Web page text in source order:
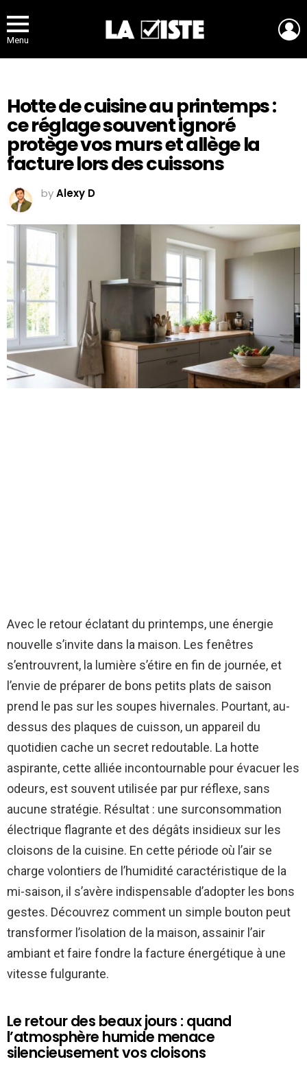
Menu
Hotte de cuisine au printemps :
ce réglage souvent ignoré
protège vos murs et allège la
facture lors des cuissons
byAlexy D
Avec le retour éclatant du printemps, une énergie
nouvelle s’invite dans la maison. Les fenêtres
s’entrouvrent, la lumière s’étire en fin de journée, et
l’envie de préparer de bons petits plats de saison
prend le pas sur les soupes hivernales. Pourtant, au-
dessus des plaques de cuisson, un appareil du
quotidien cache un secret redoutable. La hotte
aspirante, cette alliée incontournable pour évacuer les
odeurs, est souvent utilisée par pur réflexe, sans
aucune stratégie. Résultat : une surconsommation
électrique flagrante et des dégâts insidieux sur les
cloisons de la cuisine. En cette période où l’air se
charge volontiers de l’humidité caractéristique de la
mi-saison, il s’avère indispensable d’adopter les bons
gestes. Découvrez comment un simple bouton peut
transformer l’isolation de la maison, assainir l’air
ambiant et faire fondre la facture énergétique à une
vitesse fulgurante.
Le retour des beaux jours : quand
l’atmosphère humide menace
silencieusement vos cloisons